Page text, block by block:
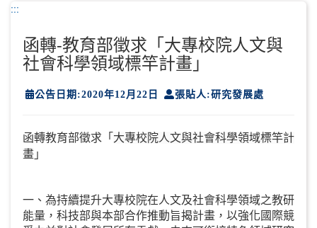
:::
函轉-教育部徵求「大專校院人文與
社會科學領域標竿計畫」
公告日期:2020年12月22日 張貼人:研究發展處
函轉教育部徵求「大專校院人文與社會科學領域標竿計
畫」
一、為持續提升大專校院在人文及社會科學領域之教研
能量，科技部與本部合作推動旨揭計畫，以強化國際競